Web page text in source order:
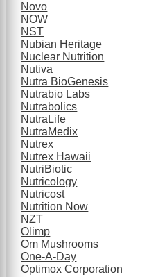
Novo
NOW
NST
Nubian Heritage
Nuclear Nutrition
Nutiva
Nutra BioGenesis
Nutrabio Labs
Nutrabolics
NutraLife
NutraMedix
Nutrex
Nutrex Hawaii
NutriBiotic
Nutricology
Nutricost
Nutrition Now
NZT
Olimp
Om Mushrooms
One-A-Day
Optimox Corporation